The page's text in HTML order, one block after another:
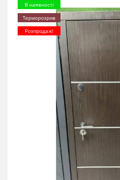
В наявності
Терморозрив
Розпродаж!